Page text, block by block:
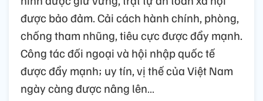
được bảo đảm. Cải cách hành chính, phòng,
chống tham nhũng, tiêu cực được đẩy mạnh.
Công tác đối ngoại và hội nhập quốc tế
được đẩy mạnh; uy tín, vị thế của Việt Nam
ngày càng được nâng lên…